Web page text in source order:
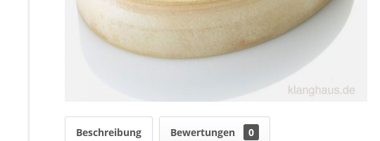
Beschreibung Bewertungen 0